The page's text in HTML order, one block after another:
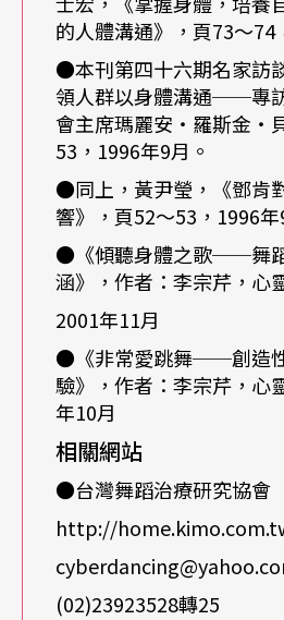
理系學生的視野，讓他們了解
還可以透過肢體觀察病人。」
過程比目的更重要
在舞蹈治療課中，學生們正輪
一位學生忍不住問：「這到底
於台灣戲曲專科學校開舞蹈治
己曾在陽明大學舉辦舞蹈治療
心理系的學生比較重理論，喜
一樣動作的目的。因此在教授
要想辦法讓他們動肢體之外，
情合理」；但其實舞蹈治療最
為在過程中才有可能找到影響
往往不先問自己為什麼要做這
師為什麼要做這個動作！」郭
的人體溝通》，頁73～74
●本刊第四十六期名家訪
領人群以身體溝通──專
會主席瑪麗安‧羅斯金‧
53，1996年9月。
●同上，黃尹瑩，《鄧肯
響》，頁52～53，1996年
●《傾聽身體之歌──舞
涵》，作者：李宗芹，心
2001年11月
●《非常愛跳舞──創造
驗》，作者：李宗芹，心
年10月
相關網站
●台灣舞蹈治療研究協會
http://
(02)23923528轉25